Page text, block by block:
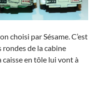
choisi par Sésame. C’est
rondes de la cabine
caisse en tôle lui vont à